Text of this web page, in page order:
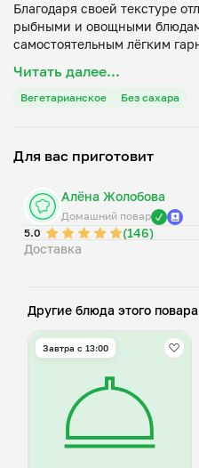
Благодаря своей текстуре
рыбными и овощными
самостоятельным лёгким
Читать далее...
Вегетарианское Без сахара
Для вас приготовит
Алёна Жолобова
Домашний повар
5.0
(146)
Доставка
Другие блюда этого повара
Завтра c 13:00